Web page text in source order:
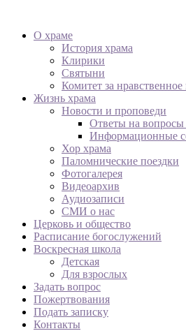
О храме
История храма
Клирики
Святыни
Комитет за нравственное
Жизнь храма
Новости и проповеди
Ответы на вопросы
Информационные
Хор храма
Паломнические поездки
Фотогалерея
Видеоархив
Аудиозаписи
СМИ о нас
Церковь и общество
Расписание богослужений
Воскресная школа
Детская
Для взрослых
Задать вопрос
Пожертвования
Подать записку
Контакты